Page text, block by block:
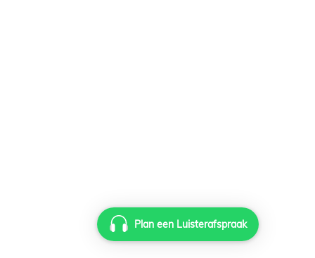
Plan een Luisterafspraak